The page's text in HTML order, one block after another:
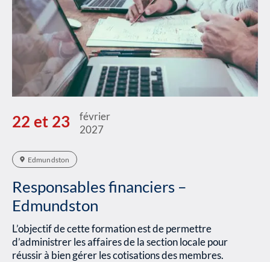
22 et 23
février
2027
Edmundston
Responsables financiers –
Edmundston
L’objectif de cette formation est de permettre
d’administrer les affaires de la section locale pour
réussir à bien gérer les cotisations des membres.